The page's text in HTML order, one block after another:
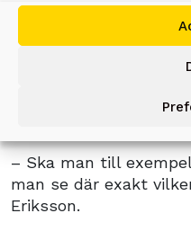
– Utvecklingen
exempel berätta vad
information om
– Ska man till
man se där exakt
Eriksson.